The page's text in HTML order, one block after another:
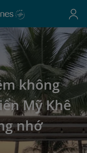
không
Mỹ Khê
nhớ